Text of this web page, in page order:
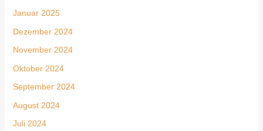
Januar 2025
Dezember 2024
November 2024
Oktober 2024
September 2024
August 2024
Juli 2024